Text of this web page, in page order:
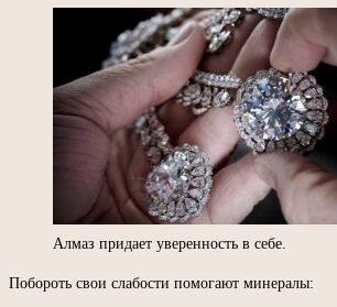
Алмаз придает уверенность в себе.
Побороть свои слабости помогают минералы: